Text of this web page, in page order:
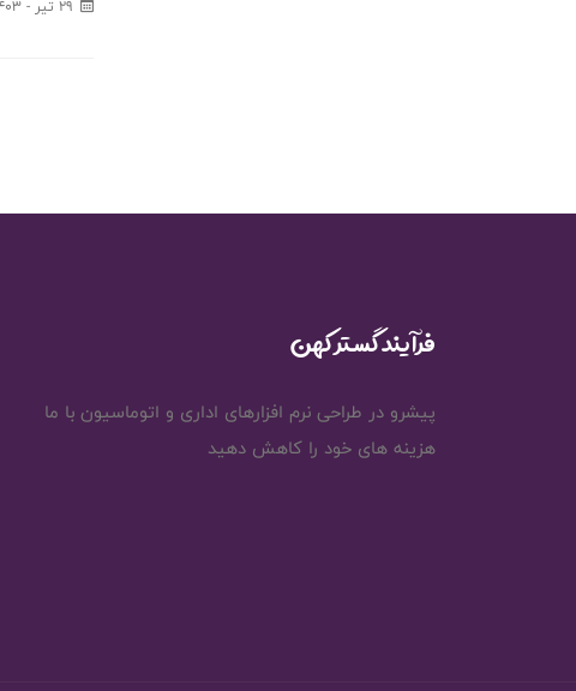
فرآیند گستر کهن
پیشرو در طراحی نرم افزارهای اداری و اتوماسیون با ما
هزینه های خود را کاهش دهید